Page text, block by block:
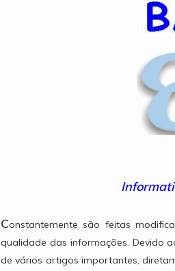
Constantemente são feitas
qualidade das informações. Devido
de vários artigos importantes,